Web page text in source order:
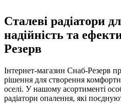
Сталеві радіатори
надійність та
Резерв
Інтернет-магазин Снаб-Резерв
рішення для створення
оселі. У нашому асортименті
радіатори опалення, які